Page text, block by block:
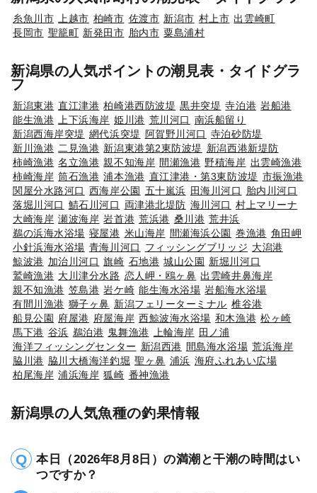
糸魚川市 上越市 柏崎市 佐渡市 新潟市 村上市 出雲崎町
長岡市 聖籠町 新発田市 胎内市 粟島浦村
新潟県の人気ポイントの潮見表・タイドグラ
フ
新潟東港 直江津港 柏崎港西防波堤 黒井突堤 寺泊港 岩船港
能生漁港
上下浜海岸 姫川港 荒川河口 南浜船留り
新潟西海岸突堤 網代浜突堤 阿賀野川河口 寺泊砂防堤
新川漁港 二見漁港 新潟東港第2東防波堤 新潟西港新堤防
柿崎漁港 名立漁港 親不知海岸 間瀬漁港 野積海岸 出雲崎漁港
柿崎海岸 筒石漁港 浦本漁港 直江津港・第3東防波堤 市振漁港
関屋分水路河口 西海岸公園 五十嵐浜 田海川河口
胎内川河口
落堀川河口 鯖石川河口 両津港北堤防 海川河口 村上マリーナ
大崎海岸 瀬波海岸 岩首港 荒浜港 桑川港 荒井浜
鵜の浜海水浴場 寝屋港 米山海岸 間瀬海浜公園 巻漁港 角田岬
小針浜海水浴場 青海川河口 フィッシングブリッジ 大潟港
鯨波港 加治川河口 旗崎 石地港 城山公園 新堀川河口
鷲崎漁港 大川津分水路 恋人岬・鴎ヶ鼻 出雲崎井鼻海岸
親不知漁港 笠島港 岩ケ崎 能生海水浴場 岩船海水浴場
有間川漁港 獅子ヶ鼻 新潟フェリーターミナル 椎谷港
船見公園 府屋港 府屋海岸 西鯨波海水浴場 和木漁港 松ヶ崎
馬下港 谷浜 鵜泊港 鬼舞漁港 上輪海岸 田ノ浦
海洋フィッシングセンター 新潟西港 間島海水浴場 荒浜海岸
脇川港 脇川大橋海洋釣堀 聖ヶ鼻 浦浜 海府ふれあい広場
柏尾海岸 浦浜海岸 狐崎 番神漁港
新潟県の人気魚種の釣果情報
本日（2026年8月8日）の満潮と干潮の時間はい
つですか？